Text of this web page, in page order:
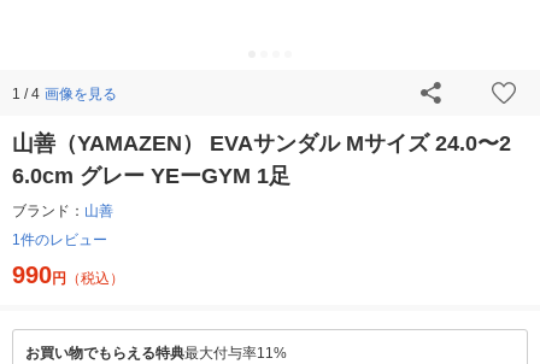
1 / 4 画像を見る
山善（YAMAZEN） EVAサンダル Mサイズ 24.0〜2
6.0cm グレー YEーGYM 1足
ブランド： 山善
1件のレビュー
990円 （税込）
お買い物でもらえる特典最大付与率11%